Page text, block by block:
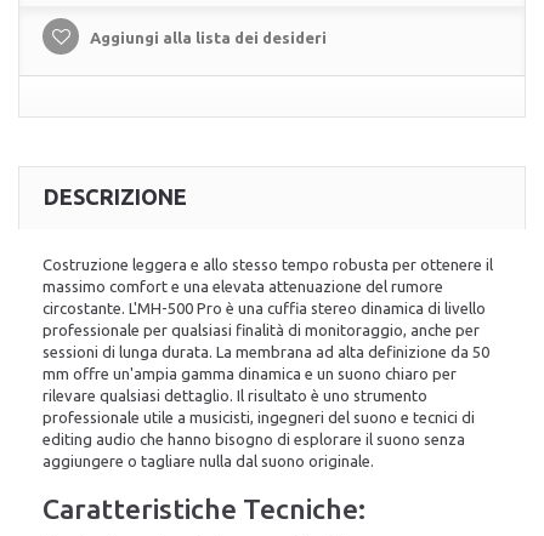
Aggiungi alla lista dei desideri
DESCRIZIONE
Costruzione leggera e allo stesso tempo robusta per ottenere il
massimo comfort e una elevata attenuazione del rumore
circostante. L'MH-500 Pro è una cuffia stereo dinamica di livello
professionale per qualsiasi finalità di monitoraggio, anche per
sessioni di lunga durata. La membrana ad alta definizione da 50
mm offre un'ampia gamma dinamica e un suono chiaro per
rilevare qualsiasi dettaglio. Il risultato è uno strumento
professionale utile a musicisti, ingegneri del suono e tecnici di
editing audio che hanno bisogno di esplorare il suono senza
aggiungere o tagliare nulla dal suono originale.
Caratteristiche Tecniche: